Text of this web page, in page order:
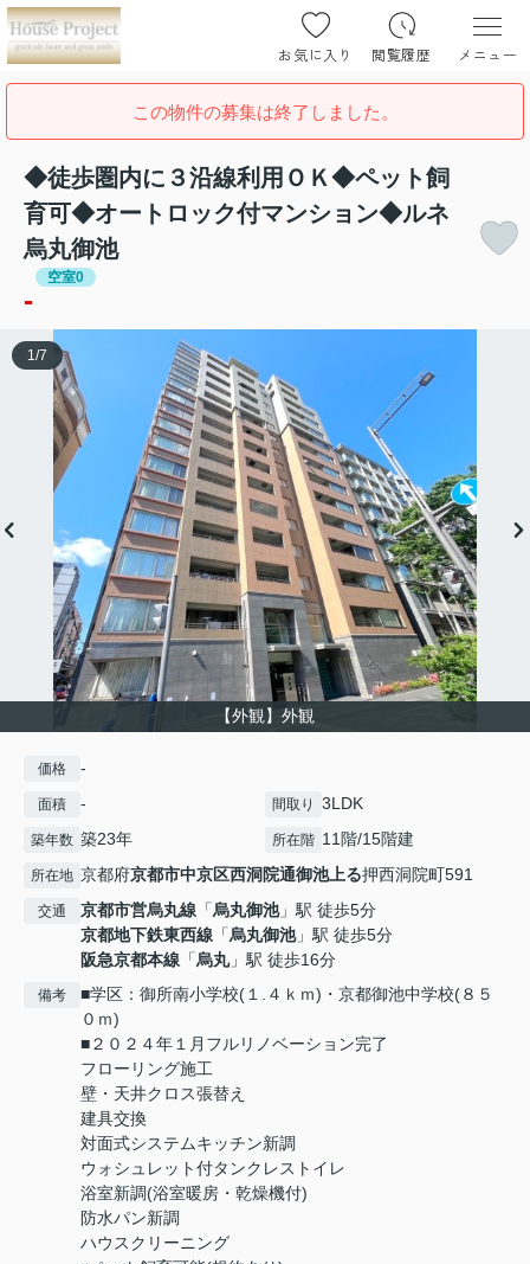
お気に入り 閲覧履歴 メニュー
この物件の募集は終了しました。
◆徒歩圏内に３沿線利用ＯＫ◆ペット飼
育可◆オートロック付マンション◆ルネ
烏丸御池
空室0
-
【外観】外観
1 /7
価格 -
面積 - 間取り 3LDK
築年数 築23年 所在階 11階/15階建
所在地 京都府京都市中京区西洞院通御池上る押西洞院町591
交通 京都市営烏丸線 「烏丸御池」駅 徒歩5分
京都地下鉄東西線 「烏丸御池」駅 徒歩5分
阪急京都本線 「烏丸」駅 徒歩16分
備考
■学区：御所南小学校(１.４ｋｍ)・京都御池中学校(８５
０ｍ)
■２０２４年１月フルリノベーション完了
フローリング施工
壁・天井クロス張替え
建具交換
対面式システムキッチン新調
ウォシュレット付タンクレストイレ
浴室新調(浴室暖房・乾燥機付)
防水パン新調
ハウスクリーニング